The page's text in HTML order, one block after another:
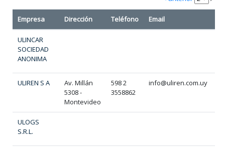
Empresa Dirección Teléfono Email
ULINCAR
SOCIEDAD
ANONIMA
ULIREN S A
Av. Millán
5308 -
Montevideo
598 2
3558862
info@uliren.com.uy
ULOGS
S.R.L.